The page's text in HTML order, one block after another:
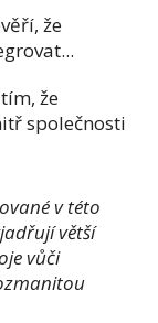
že
že
společnosti
v této
větší
vůči